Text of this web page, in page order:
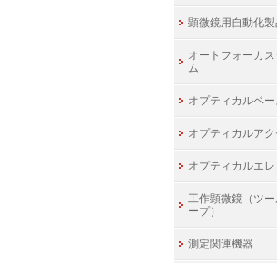
顕微鏡用自動化製
オートフォーカ
ム
オプティカルベー
オプティカルアク
オプティカルエレ
工作顕微鏡（ツー
ープ）
測定関連機器